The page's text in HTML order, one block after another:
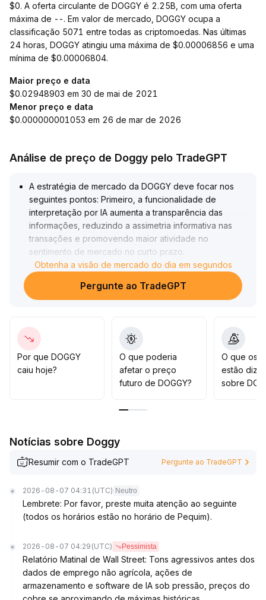
$0. A oferta circulante de DOGGY é 2.25B, com uma oferta
máxima de --. Em valor de mercado, DOGGY ocupa a
classificação 5071 entre todas as criptomoedas. Nas últimas
24 horas, DOGGY atingiu uma máxima de $0.00006856 e uma
mínima de $0.00006804.
Maior preço e data
$0.02948903 em 30 de mai de 2021
Menor preço e data
$0.000000001053 em 26 de mar de 2026
Análise de preço de Doggy pelo TradeGPT
A estratégia de mercado da DOGGY deve focar nos
seguintes pontos: Primeiro, a funcionalidade de
interpretação por IA aumenta a transparência das
informações, reduzindo a assimetria informativa nas
transações e promovendo maior atividade no
sentimento de mercado no curto prazo
No entanto, é preciso estar atento ao risco de correção
caso diminua o interesse nas funcionalidades
500 e US$ 97
000 serve como indicador do sentimento do mercado
Se o Bitcoin mantiver esse suporte, o sentimento de
alta para DOGGY se reforça; caso contrário, aumenta a
pressão de ajuste do mercado e o risco de curto prazo
Além disso, é importante monitorar continuamente o
DOGE
Recomendações estratégicas: observar atentamente a
de negociação da DOGGY para ajustar as posições de
forma flexível conforme as variações de sentimento do
mercado.
Obtenha a visão de mercado do dia em segundos
Pergunte ao TradeGPT
Por que DOGGY
caiu hoje?
O que poderia
afetar o preço
futuro de DOGGY?
O que os
estão
sobre
Notícias sobre Doggy
Resumir com o TradeGPT Pergunte ao TradeGPT
2026-08-07 04:31 (UTC) Neutro
Lembrete: Por favor, preste muita atenção ao seguinte
(todos os horários estão no horário de Pequim).
2026-08-07 04:29 (UTC) Pessimista
Relatório Matinal de Wall Street: Tons agressivos antes dos
dados de emprego não agrícola, ações de
armazenamento e software de IA sob pressão, preços do